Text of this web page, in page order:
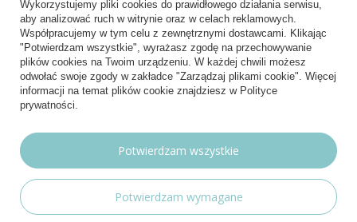
Wygodna dostawa
Możesz nam zaufać
Wykorzystujemy pliki cookies do prawidłowego działania serwisu,
aby analizować ruch w witrynie oraz w celach reklamowych.
Współpracujemy w tym celu z zewnętrznymi dostawcami. Klikając
"Potwierdzam wszystkie", wyrażasz zgodę na przechowywanie
plików cookies na Twoim urządzeniu. W każdej chwili możesz
odwołać swoje zgody w zakładce "Zarządzaj plikami cookie". Więcej
informacji na temat plików cookie znajdziesz w Polityce
prywatności.
Potwierdzam wymagane
Potwierdzam wszystkie